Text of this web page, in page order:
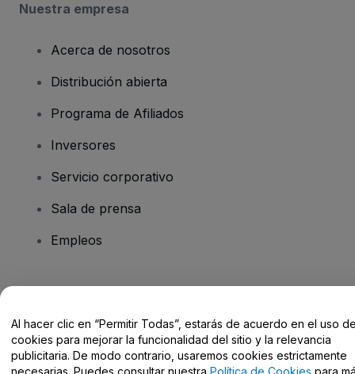
Nuestra empresa
Acerca de nosotros
Distribución abierta
Programa de Afiliados
Inversores
Servicio corporativo
Sala de prensa
Empleos
Centro de Ayuda / Contacto
Al hacer clic en “Permitir Todas”, estarás de acuerdo en el uso
cookies para mejorar la funcionalidad del sitio y la relevancia
publicitaria. De modo contrario, usaremos cookies estrictamente
necesarias. Puedes consultar nuestra Política de Cookies para